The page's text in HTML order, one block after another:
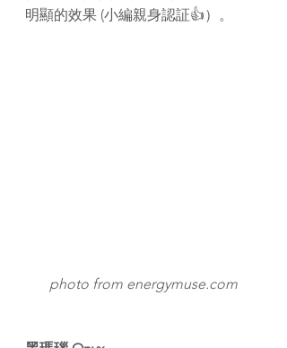
明顯的效果 (小編親身認証👍）。
photo from energymuse.com